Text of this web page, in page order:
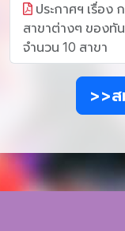
ประกาศฯ เรื่อ
สาขาต่างๆ ของทั
จำนวน 10 สาขา
>>